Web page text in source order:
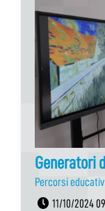
Generatori
Percorsi educativi
11/10/2024